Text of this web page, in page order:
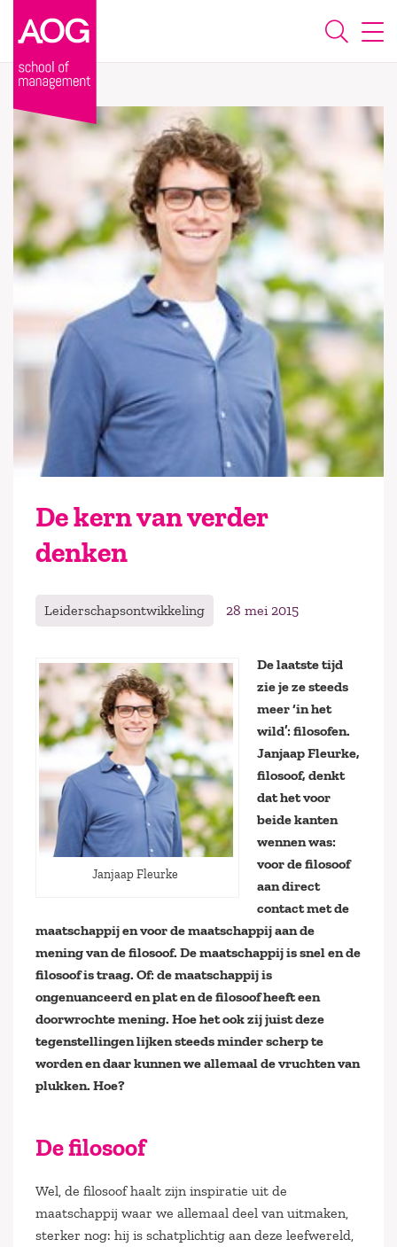
De kern van verder
denken
Leiderschapsontwikkeling 28 mei 2015
Janjaap Fleurke
De laatste tijd
zie je ze steeds
meer ‘in het
wild’: filosofen.
Janjaap Fleurke,
filosoof, denkt
dat het voor
beide kanten
wennen was:
voor de filosoof
aan direct
contact met de
maatschappij en voor de maatschappij aan de
mening van de filosoof. De maatschappij is snel en de
filosoof is traag. Of: de maatschappij is
ongenuanceerd en plat en de filosoof heeft een
doorwrochte mening. Hoe het ook zij juist deze
tegenstellingen lijken steeds minder scherp te
worden en daar kunnen we allemaal de vruchten van
plukken. Hoe?
De filosoof
Wel, de filosoof haalt zijn inspiratie uit de
maatschappij waar we allemaal deel van uitmaken,
sterker nog: hij is schatplichtig aan deze leefwereld,